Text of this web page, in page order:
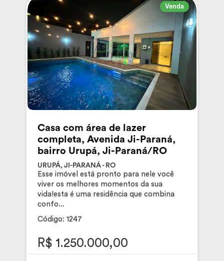
Venda
Casa com área de lazer
completa, Avenida Ji-Paraná,
bairro Urupá, Ji-Paraná/RO
URUPÁ, JI-PARANÁ - RO
Esse imóvel está pronto para nele você
viver os melhores momentos da sua
vida!esta é uma residência que combina
confo...
Código: 1247
R$ 1.250.000,00